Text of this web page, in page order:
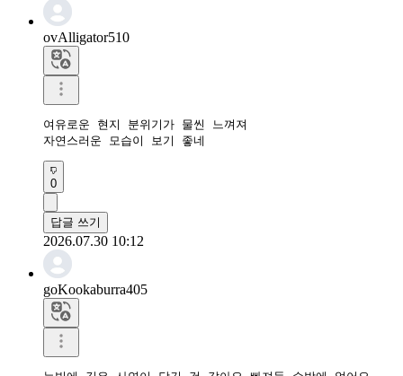
ovAlligator510
여유로운 현지 분위기가 물씬 느껴져
자연스러운 모습이 보기 좋네
0
답글 쓰기
2026.07.30 10:12
goKookaburra405